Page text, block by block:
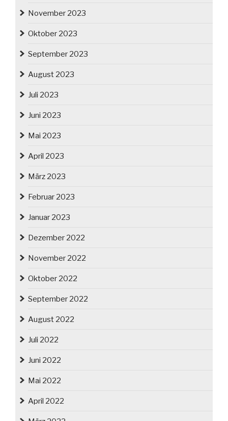
November 2023
Oktober 2023
September 2023
August 2023
Juli 2023
Juni 2023
Mai 2023
April 2023
März 2023
Februar 2023
Januar 2023
Dezember 2022
November 2022
Oktober 2022
September 2022
August 2022
Juli 2022
Juni 2022
Mai 2022
April 2022